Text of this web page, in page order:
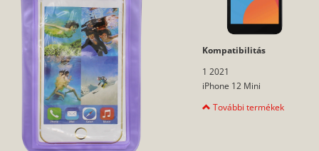
Kompatibilitás
1 2021
iPhone 12 Mini
További termékek